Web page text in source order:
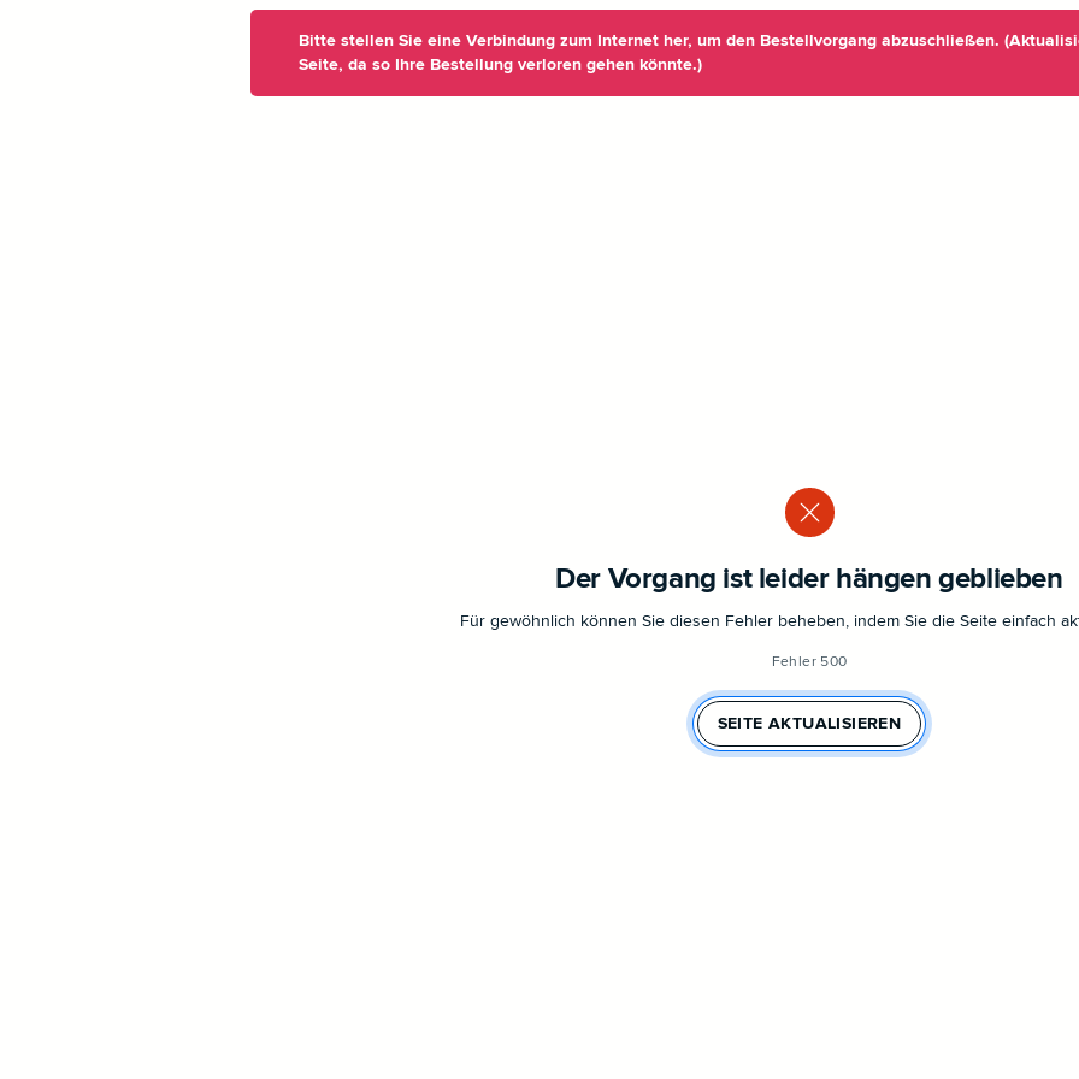
Bitte stellen Sie eine Verbindung zum Internet her, um den Bestellvorgang abzuschließen.
Seite, da so Ihre Bestellung verloren gehen könnte.)
Der Vorgang ist leider hängen geblieben
Für gewöhnlich können Sie diesen Fehler beheben, indem Sie die Seite einfach
Fehler 500
SEITE AKTUALISIEREN